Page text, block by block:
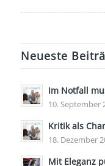
Neueste
Im Notfall
10. September
Kritik als
18. Dezember
Mit Eleganz